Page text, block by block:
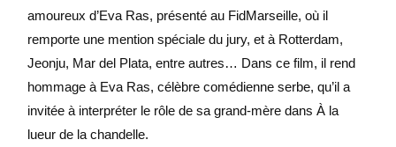
amoureux d’Eva Ras, présenté au FidMarseille, où il
remporte une mention spéciale du jury, et à Rotterdam,
Jeonju, Mar del Plata, entre autres… Dans ce film, il rend
hommage à Eva Ras, célèbre comédienne serbe, qu’il a
invitée à interpréter le rôle de sa grand-mère dans À la
lueur de la chandelle.